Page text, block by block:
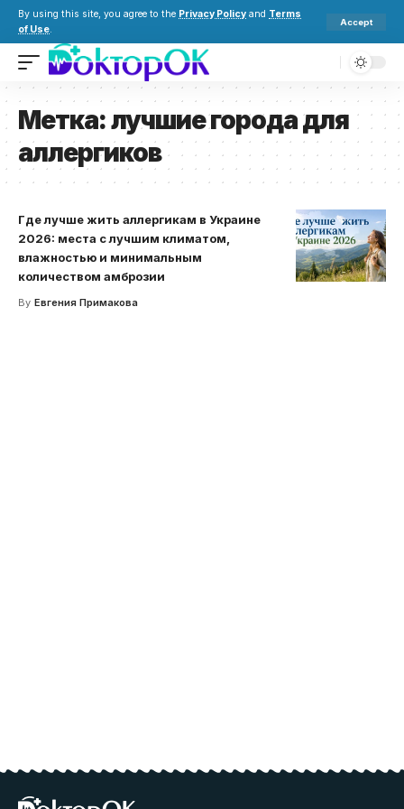
By using this site, you agree to the Privacy Policy and Terms
of Use.
Accept
Метка:лучшие города для
аллергиков
Где лучше жить аллергикам в Украине
2026: места с лучшим климатом,
влажностью и минимальным
количеством амброзии
By Евгения Примакова